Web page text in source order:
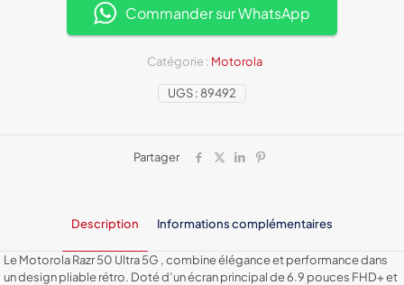
Commander sur WhatsApp
UGS : 89492
Catégorie : Motorola
Partager
Description Informations complémentaires
Le Motorola Razr 50 Ultra 5G , combine élégance et performance dans
un design pliable rétro. Doté d’un écran principal de 6.9 pouces FHD+ et